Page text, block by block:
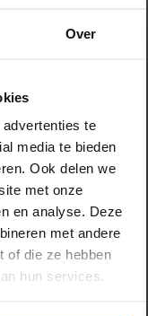
Over
te
media te bieden
Ook delen we
met onze
en analyse. Deze
met andere
of die ze hebben
hun services.
in
Volgens
individuele
zijn ook de
te poetsen.
en blootliggende